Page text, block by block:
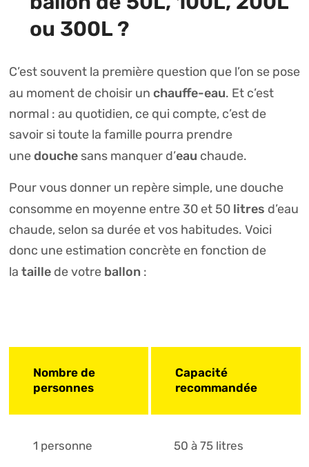
ou 300L ?
C’est souvent la première question que l’on se pose
au moment de choisir un chauffe-eau. Et c’est
normal : au quotidien, ce qui compte, c’est de
savoir si toute la famille pourra prendre
unedouchesans manquer d’eau chaude.
Pour vous donner un repère simple, une douche
consomme en moyenne entre 30 et 50 litres d’eau
chaude, selon sa durée et vos habitudes. Voici
donc une estimation concrète en fonction de
la taillede votre ballon:
Nombre de
personnes
Capacité
recommandée
1 personne 50 à 75 litres